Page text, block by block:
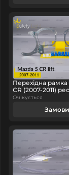
Перехідна рамка
CR (2007-2011)
Очікується